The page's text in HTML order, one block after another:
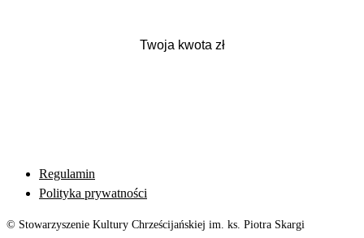
Regulamin
Polityka prywatności
© Stowarzyszenie Kultury Chrześcijańskiej im. ks. Piotra Skargi